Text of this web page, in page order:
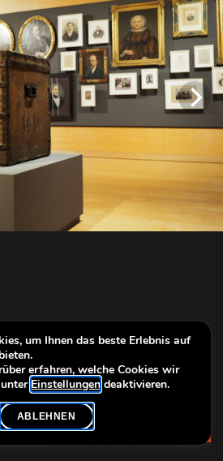
Picture Regular guided tour
um Ihnen das beste Erlebnis auf
erfahren, welche Cookies wir
Einstellungen deaktivieren.
ABLEHNEN